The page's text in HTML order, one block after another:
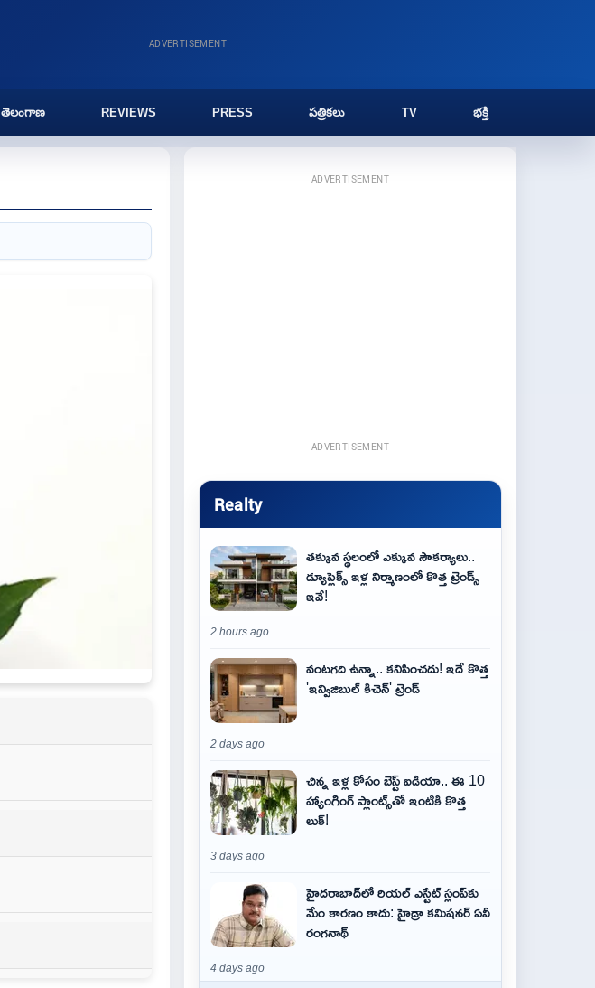
ADVERTISEMENT
తెలంగాణ REVIEWS PRESS పత్రికలు TV భక్తి
ADVERTISEMENT
ADVERTISEMENT
Realty
తక్కువ స్థలంలో ఎక్కువ సౌకర్యాలు..
డ్యూప్లెక్స్ ఇళ్ల నిర్మాణంలో కొత్త ట్రెండ్స్
ఇవే!
2 hours ago
వంటగది ఉన్నా.. కనిపించదు! ఇదే కొత్త
'ఇన్విజిబుల్ కిచెన్' ట్రెండ్
2 days ago
చిన్న ఇళ్ల కోసం బెస్ట్ ఐడియా.. ఈ 10
హ్యాంగింగ్ ప్లాంట్స్‌తో ఇంటికి కొత్త
లుక్!
3 days ago
హైదరాబాద్‌లో రియల్ ఎస్టేట్ స్లంప్‌కు
మేం కారణం కాదు: హైడ్రా కమిషనర్ ఏవీ
రంగనాథ్
4 days ago